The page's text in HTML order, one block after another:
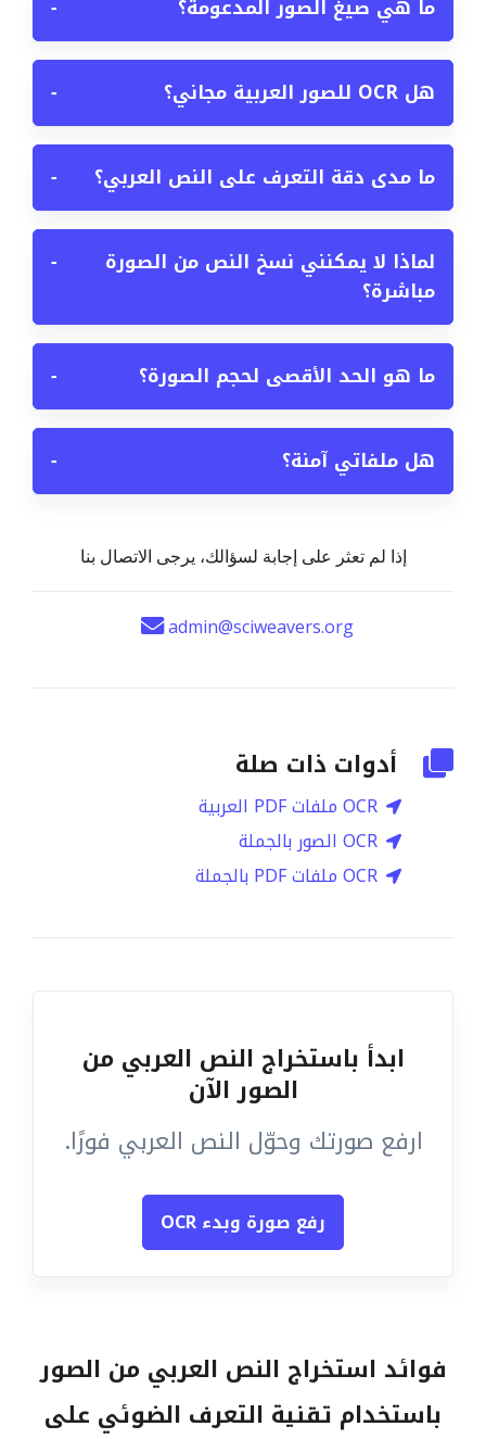
ما هي صيغ الصور المدعومة؟ −
هل OCR للصور العربية مجاني؟ −
ما مدى دقة التعرف على النص العربي؟ −
لماذا لا يمكنني نسخ النص من الصورة
مباشرة؟
−
ما هو الحد الأقصى لحجم الصورة؟ −
هل ملفاتي آمنة؟ −
إذا لم تعثر على إجابة لسؤالك، يرجى الاتصال بنا
admin@sciweavers.org
أدوات ذات صلة
OCR ملفات PDF العربية
OCR الصور بالجملة
OCR ملفات PDF بالجملة
ابدأ باستخراج النص العربي من
الصور الآن
ارفع صورتك وحوّل النص العربي فورًا.
رفع صورة وبدء OCR
فوائد استخراج النص العربي من الصور
باستخدام تقنية التعرف الضوئي على